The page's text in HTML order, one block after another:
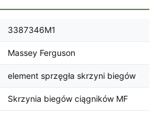
3387346M1
Massey Ferguson
element sprzęgła skrzyni biegów
Skrzynia biegów ciągników MF